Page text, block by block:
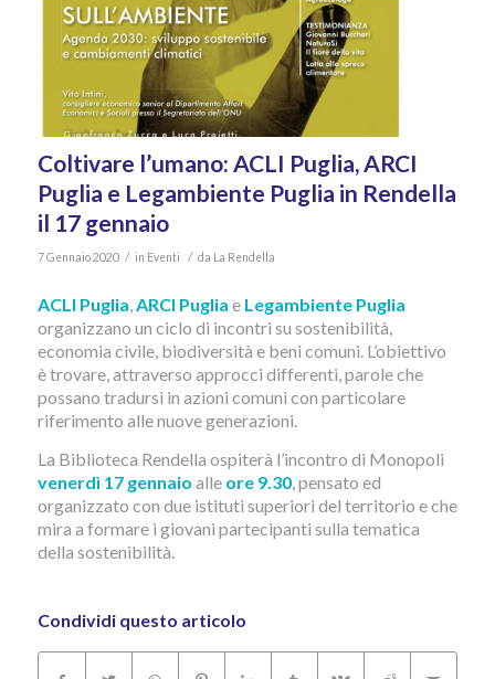
Coltivare l’umano: ACLI Puglia, ARCI
Puglia e Legambiente Puglia in Rendella
il 17 gennaio
7 Gennaio 2020 / in Eventi / da La Rendella
ACLI Puglia,ARCI Puglia e Legambiente Puglia
organizzano un ciclo di incontri su sostenibilità,
economia civile, biodiversità e beni comuni. L’obiettivo
è trovare, attraverso approcci differenti, parole che
possano tradursi in azioni comuni con particolare
riferimento alle nuove generazioni.
La Biblioteca Rendella ospiterà l’incontro di Monopoli
venerdì 17 gennaio alle ore 9.30, pensato ed
organizzato con due istituti superiori del territorio e che
mira a formare i giovani partecipanti sulla tematica
della sostenibilità.
Condividi questo articolo